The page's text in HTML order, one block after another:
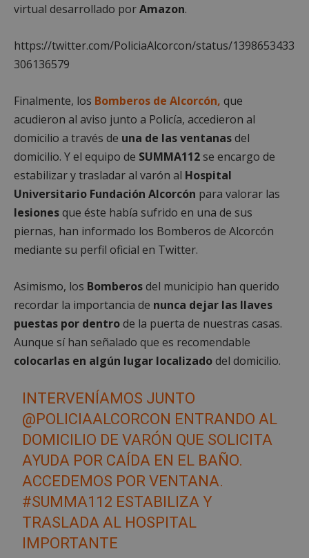
virtual desarrollado porAmazon.
https://twitter.com/PoliciaAlcorcon/status/1398653433
306136579
Finalmente, los Bomberos de Alcorcón, que
acudieron al aviso junto a Policía, accedieron al
domicilio a través de una de las ventanasdel
domicilio. Y el equipo de SUMMA112se encargo de
estabilizar y trasladar al varón al Hospital
Universitario Fundación Alcorcón para valorar las
lesionesque éste había sufrido en una de sus
piernas, han informado los Bomberos de Alcorcón
mediante su perfil oficial en Twitter.
Asimismo, los Bomberosdel municipio han querido
recordar la importancia de nunca dejar las llaves
puestas por dentrode la puerta de nuestras casas.
Aunque sí han señalado que es recomendable
colocarlas en algún lugar localizadodel domicilio.
INTERVENÍAMOS JUNTO
@POLICIAALCORCON ENTRANDO AL
DOMICILIO DE VARÓN QUE SOLICITA
AYUDA POR CAÍDA EN EL BAÑO.
ACCEDEMOS POR VENTANA.
#SUMMA112 ESTABILIZA Y
TRASLADA AL HOSPITAL
IMPORTANTE